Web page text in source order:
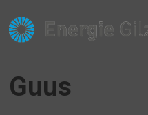
Guus